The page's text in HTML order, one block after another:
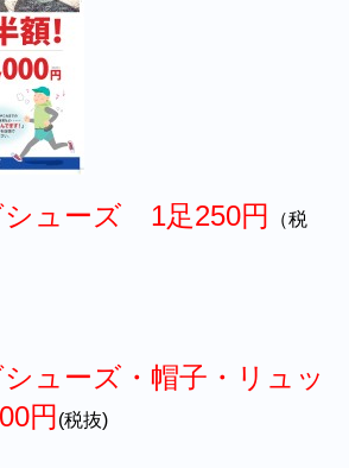
ューズ 1足250円
（税
ューズ・帽子・リュッ
円 (税抜)